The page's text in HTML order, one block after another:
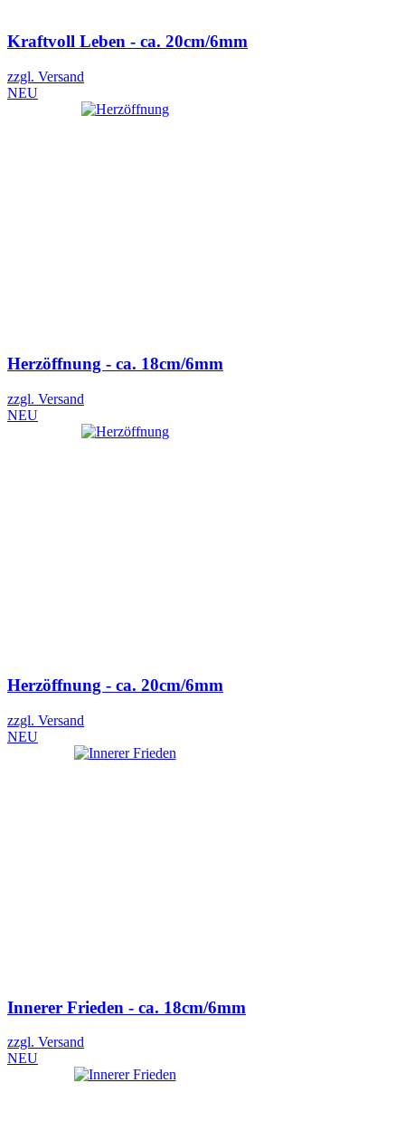
Kraftvoll Leben - ca. 20cm/6mm
zzgl. Versand
NEU
Herzöffnung - ca. 18cm/6mm
zzgl. Versand
NEU
Herzöffnung - ca. 20cm/6mm
zzgl. Versand
NEU
Innerer Frieden - ca. 18cm/6mm
zzgl. Versand
NEU